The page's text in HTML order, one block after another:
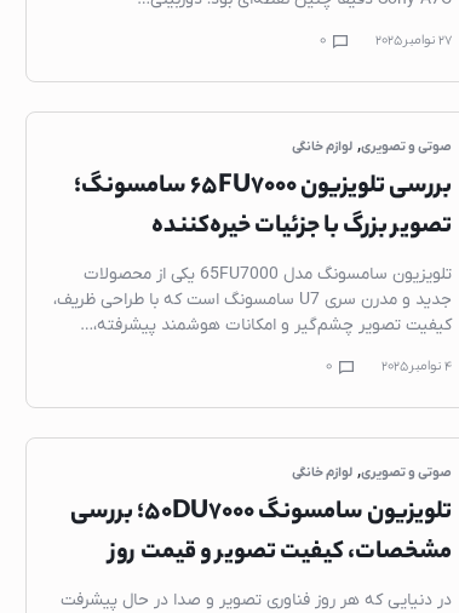
لپ تاپ
مانیتور
هندزفری
هدفون و
لوازم جانبی
27 نوامبر 2025 0
صوتی و تصویری, لوازم خانگی
بررسی تلویزیون 65FU7000 سامسونگ؛
تصویر بزرگ با جزئیات خیره‌کننده
تلویزیون سامسونگ مدل 65FU7000 یکی از محصولات
جدید و مدرن سری U7 سامسونگ است که با طراحی ظریف،
کیفیت تصویر چشم‌گیر و امکانات هوشمند پیشرفته،…
4 نوامبر 2025 0
صوتی و تصویری, لوازم خانگی
تلویزیون سامسونگ 50DU7000؛ بررسی
مشخصات، کیفیت تصویر و قیمت روز
در دنیایی که هر روز فناوری تصویر و صدا در حال پیشرفت